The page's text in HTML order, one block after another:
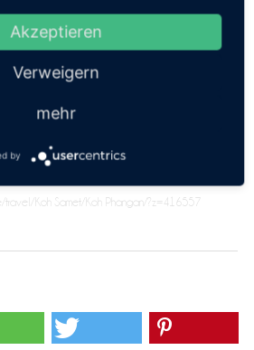
40.56–57.58 Dauer:22h 30m
travel/Koh Samet/Koh Phangan/?z=416557
Akzeptieren
Verweigern
mehr
by